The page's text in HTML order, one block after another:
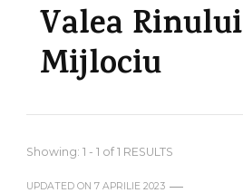
Valea Rinului
Mijlociu
Showing: 1 - 1 of 1 RESULTS
UPDATED ON 7 APRILIE 2023